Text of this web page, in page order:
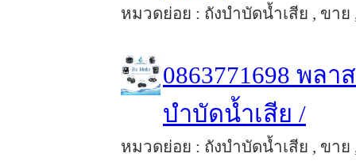
หมวดย่อย : ถังบำบัดน้ำเสีย , ขาย
0863771698 พล
บำบัดน้ำเสีย /
หมวดย่อย : ถังบำบัดน้ำเสีย , ขาย